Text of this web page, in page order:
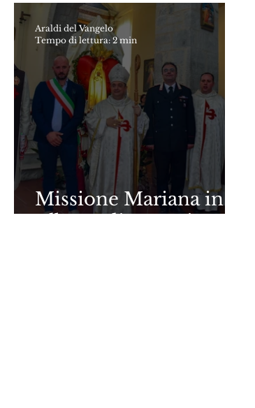
Missione Mariana in
Albano di Lucania.
Araldi del Vangelo
Tempo di lettura: 2 min